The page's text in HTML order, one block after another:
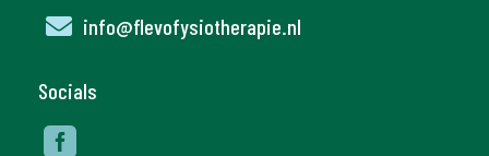
 info@flevofysiotherapie.nl
Socials
